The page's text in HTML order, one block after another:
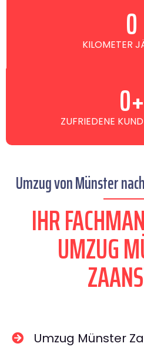
KILOMETER
0
ZUFRIEDENE 0+
Umzug von Münster
IHR
UMZUG
Umzug Münster